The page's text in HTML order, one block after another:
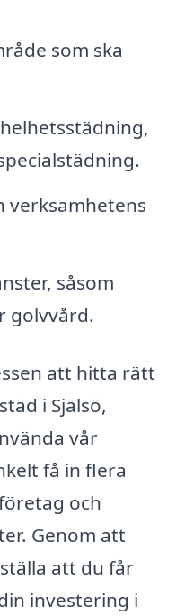
som ska
verksamhetens
såsom
golvvård.
att hitta rätt
i Själsö,
vår
få in flera
och
Genom att
att du får
investering i